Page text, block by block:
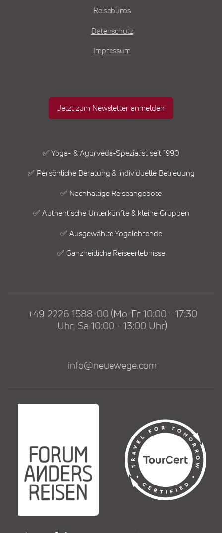
Reisebüros
Datenschutz
Impressum
Jetzt zum Newsletter anmelden
✅ Yoga- & Ayurveda-Spezialist seit 1990
✅ Persönliche Beratung & individuelle Betreuung
✅ Nachhaltige Reiseangebote
✅ Authentische Unterkünfte & kleine Gruppen
✅ Ausgewählte Yogalehrende
✅ Ganzheitliche Reiseerlebnisse
+49 2226 1588-00 (Mo-Fr 10:00 - 17:30
Uhr, Sa 10:00 - 13:00 Uhr)
info@neuewege.com